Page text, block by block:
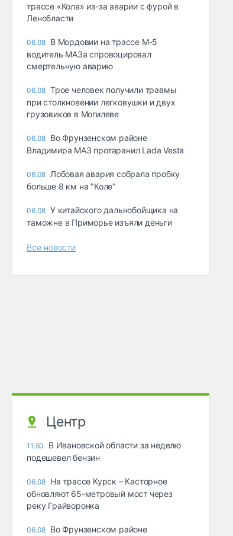
трассе «Кола» из-за аварии с фурой в
Ленобласти
06.08 В Мордовии на трассе М-5
водитель МАЗа спровоцировал
смертельную аварию
06.08 Трое человек получили травмы
при столкновении легковушки и двух
грузовиков в Могилеве
06.08 Во Фрунзенском районе
Владимира МАЗ протаранил Lada Vesta
06.08 Лобовая авария собрала пробку
больше 8 км на "Коле"
06.08 У китайского дальнобойщика на
таможне в Приморье изъяли деньги
Все новости
Центр
11:50
В Ивановской области за неделю
подешевел бензин
06.08 На трассе Курск – Касторное
обновляют 65-метровый мост через
реку Грайворонка
06.08 Во Фрунзенском районе